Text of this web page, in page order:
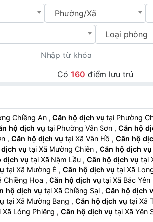
Phường/Xã
Loại phòng
Có 160 điểm lưu trú
Chiềng An , Căn hộ dịch vụ tại Phường
hộ dịch vụ tại Phường Vân Sơn , Căn hộ
, Căn hộ dịch vụ tại Xã Vân Hồ , Căn hộ
vụ tại Xã Mường Chiên , Căn hộ dịch vụ
dịch vụ tại Xã Nậm Lầu , Căn hộ dịch vụ
tại Xã Mường É , Căn hộ dịch vụ tại Xã
Xã Chiềng Hoa , Căn hộ dịch vụ tại Xã Bắc Yên ,
hộ dịch vụ tại Xã Chiềng Sại , Căn hộ dịch
tại Xã Mường Bang , Căn hộ dịch vụ tại
tại Xã Lóng Phiêng , Căn hộ dịch vụ tại Xã Yên